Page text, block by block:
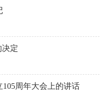
决定
周年大会上的讲话